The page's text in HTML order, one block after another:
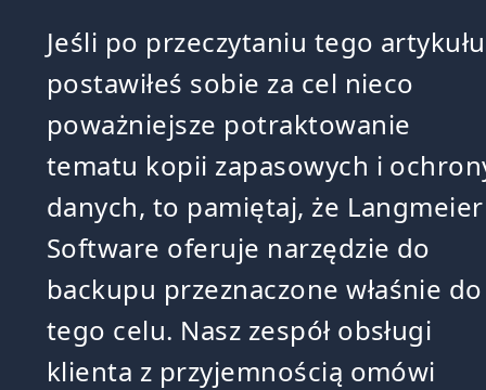
Jeśli po przeczytaniu tego artykułu
postawiłeś sobie za cel nieco
poważniejsze potraktowanie
tematu kopii zapasowych i
danych, to pamiętaj, że Langmeier
Software oferuje narzędzie do
backupu przeznaczone właśnie do
tego celu. Nasz zespół obsługi
klienta z przyjemnością omówi